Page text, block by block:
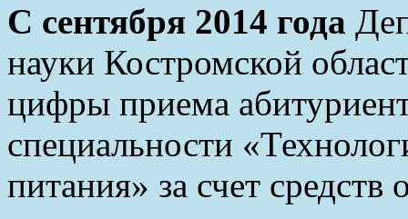
С сентября 2014 года
науки Костромской
цифры приема
специальности
питания» за счет средств